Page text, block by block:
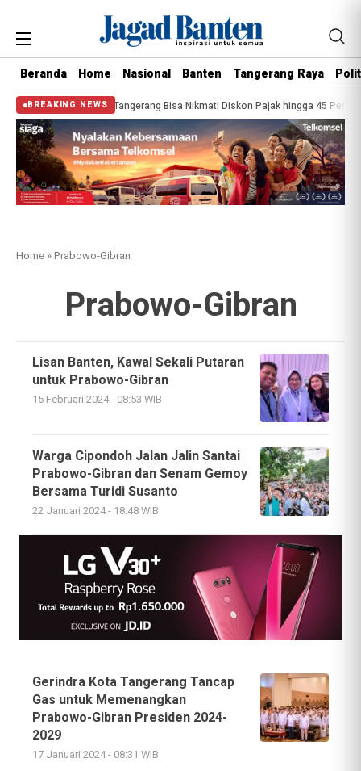
Beranda Home Nasional Banten Tangerang Raya
BREAKING NEWS
Warga Kota Tangerang Bisa Nikmati Diskon Pajak hingga 45 Persen
Home »Prabowo-Gibran
Prabowo-Gibran
Lisan Banten, Kawal Sekali Putaran
untuk Prabowo-Gibran
15 Februari 2024 - 08:53 WIB
Warga Cipondoh Jalan Jalin Santai
Prabowo-Gibran dan Senam Gemoy
Bersama Turidi Susanto
22 Januari 2024 - 18:48 WIB
Gerindra Kota Tangerang Tancap
Gas untuk Memenangkan
Prabowo-Gibran Presiden 2024-
2029
17 Januari 2024 - 08:31 WIB